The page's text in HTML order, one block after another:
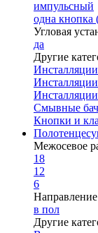
импульсный
одна
Угловая
да
Другие
Смывные
Кнопки и
Межосевое
18
12
6
в пол
Другие